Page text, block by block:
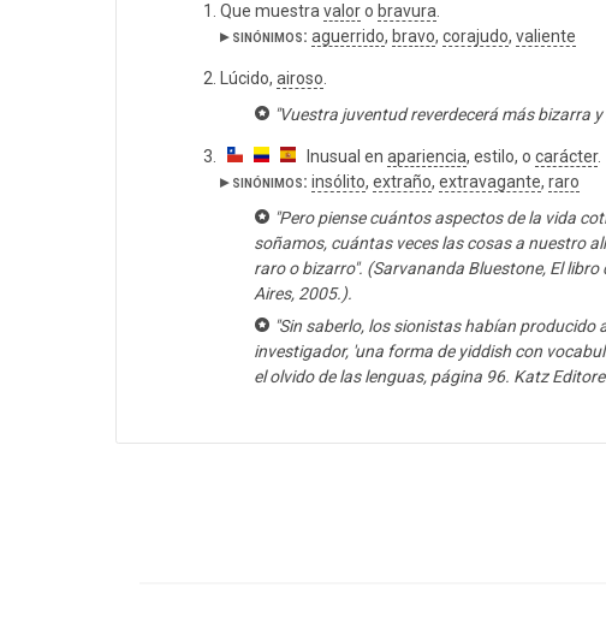
Que muestravaloro bravura.
▸ sinónimos: aguerrido, bravo, corajudo, valiente
Lúcido, airoso.
"Vuestra juventud reverdecerá más bizarra
Inusual en apariencia, estilo, o carácter.
▸ sinónimos: insólito, extraño, extravagante, raro
"Pero piense cuántos aspectos de la vida
soñamos, cuántas veces las cosas a nuestro
raro o bizarro". (Sarvananda Bluestone, El
Aires, 2005.).
"Sin saberlo, los sionistas habían producido
investigador, 'una forma de yiddish con
el olvido de las lenguas, página 96. Katz